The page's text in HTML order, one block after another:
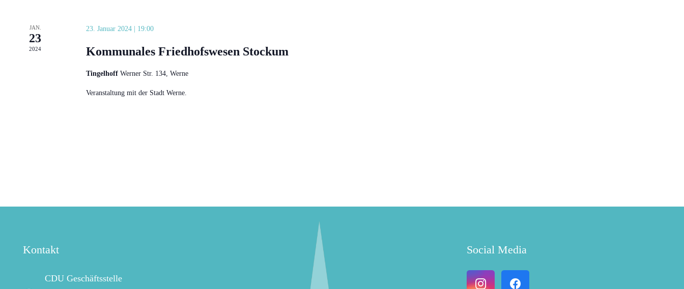
JAN.
23
2024
23. Januar 2024 | 19:00
Kommunales Friedhofswesen Stockum
Tingelhoff Werner Str. 134, Werne
Veranstaltung mit der Stadt Werne.
Kontakt
CDU Geschäftsstelle
Social Media